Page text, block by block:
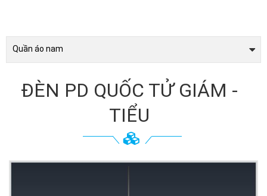
Quần áo nam
ĐÈN PD QUỐC TỬ GIÁM -
TIỂU